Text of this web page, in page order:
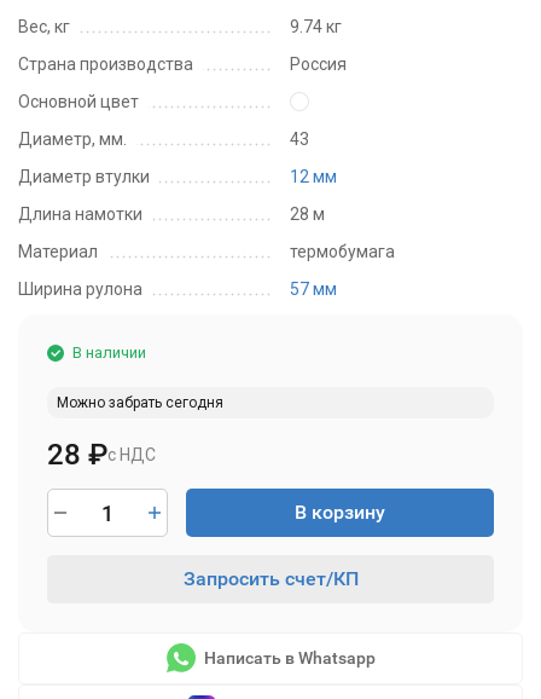
Вес, кг
9.74 кг
Страна производства
Россия
Основной цвет
Диаметр, мм.
43
Диаметр втулки
12 мм
Длина намотки
28 м
Материал
термобумага
Ширина рулона
57 мм
В наличии
Можно забрать сегодня
с НДС
28 ₽
В корзину
Запросить счет/КП
Написать в Whatsapp